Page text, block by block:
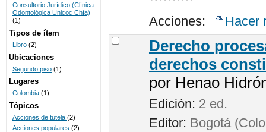
Acciones: Hacer
Derecho
derechos
por Henao
Edición: 2 ed.
Editor: Bogotá
Consultorio Jurídico (Clínica
Odontológica Unicoc Chía)
(1)
Tipos de ítem
Libro (2)
Ubicaciones
Segundo piso (1)
Lugares
Colombia (1)
Tópicos
Acciones de tutela (2)
Acciones populares (2)